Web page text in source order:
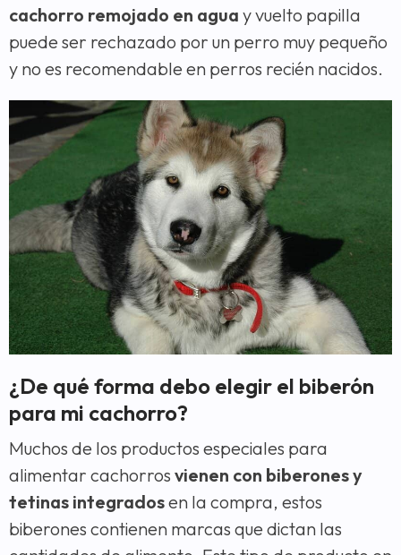
cachorro remojado en agua y vuelto papilla
puede ser rechazado por un perro muy pequeño
y no es recomendable en perros recién nacidos.
¿De qué forma debo elegir el biberón
para mi cachorro?
Muchos de los productos especiales para
alimentar cachorros vienen con biberones y
tetinas integradosen la compra, estos
biberones contienen marcas que dictan las